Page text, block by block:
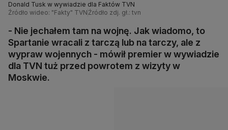
Donald Tusk w wywiadzie dla Faktów TVN
Źródło wideo: "Fakty" TVN Źródło zdj. gł.: tvn
- Nie jechałem tam na wojnę. Jak wiadomo, to
Spartanie wracali z tarczą lub na tarczy, ale z
wypraw wojennych - mówił premier w wywiadzie
dla TVN tuż przed powrotem z wizyty w
Moskwie.